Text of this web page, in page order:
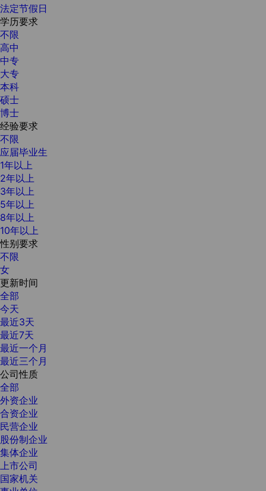
法定节假日
学历要求
不限
高中
中专
大专
本科
硕士
博士
经验要求
不限
应届毕业生
1年以上
2年以上
3年以上
5年以上
8年以上
10年以上
性别要求
不限
女
更新时间
全部
今天
最近3天
最近7天
最近一个月
最近三个月
公司性质
全部
外资企业
合资企业
民营企业
股份制企业
集体企业
上市公司
国家机关